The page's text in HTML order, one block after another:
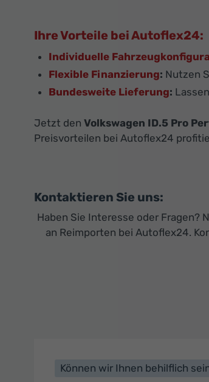
Ihre Vorteile bei Autoflex24:
Individuelle
Flexible Finanzierung: Nutzen
Bundesweite Lieferung:
Jetzt den Volkswagen ID.5 Pro
Preisvorteilen bei Autoflex24
Kontaktieren Sie uns:
Haben Sie Interesse oder Fragen?
an Reimporten bei Autoflex24.
Können wir Ihnen behilflich